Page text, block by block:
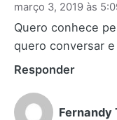
março 3, 2019 às
Quero conhece
quero conversar
Responder
Fernandy